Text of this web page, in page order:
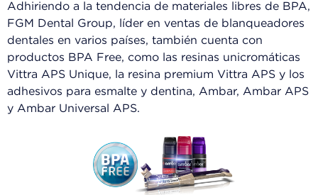
Adhiriendo a la tendencia de materiales libres de BPA,
FGM Dental Group, líder en ventas de blanqueadores
dentales en varios países, también cuenta con
productos BPA Free, como las resinas unicromáticas
Vittra APS Unique, la resina premium Vittra APS y los
adhesivos para esmalte y dentina, Ambar, Ambar APS
y Ambar Universal APS.